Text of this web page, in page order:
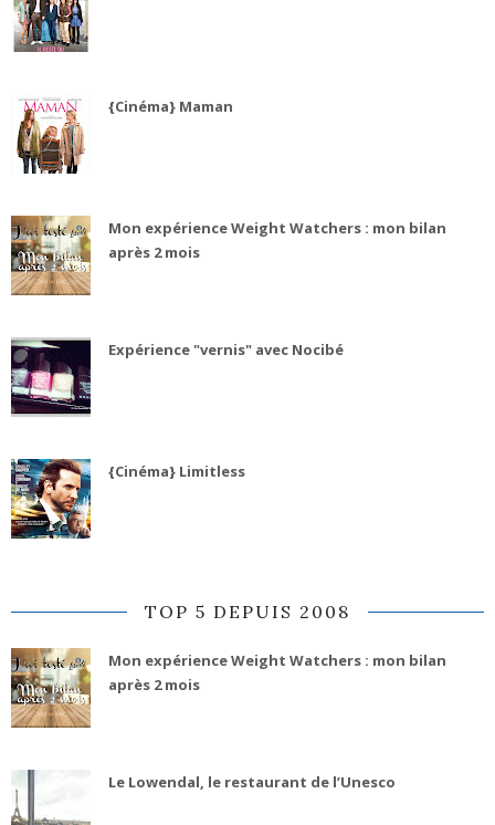
{Cinéma} Maman
Mon expérience Weight Watchers : mon bilan
après 2 mois
Expérience "vernis" avec Nocibé
{Cinéma} Limitless
TOP 5 DEPUIS 2008
Mon expérience Weight Watchers : mon bilan
après 2 mois
Le Lowendal, le restaurant de l’Unesco